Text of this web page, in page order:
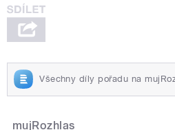
Všechny díly pořadu na
mujRozhlas